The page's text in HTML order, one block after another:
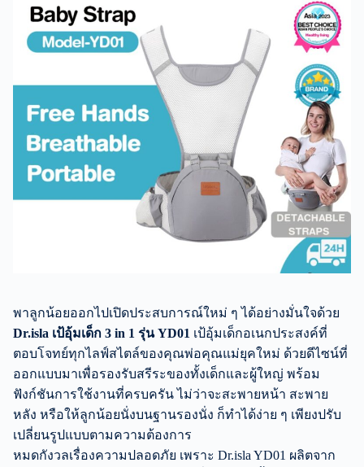
พาลูกน้อยออกไปเปิดประสบการณ์ใหม่ ๆ ได้อย่างมั่นใจด้วย
Dr.isla เป้อุ้มเด็ก 3 in 1 รุ่น YD01 เป้อุ้มเด็กอเนกประสงค์ที่
ตอบโจทย์ทุกไลฟ์สไตล์ของคุณพ่อคุณแม่ยุคใหม่ ด้วยดีไซน์ที่
ออกแบบมาเพื่อรองรับสรีระของทั้งเด็กและผู้ใหญ่ พร้อม
ฟังก์ชันการใช้งานที่ครบครัน ไม่ว่าจะสะพายหน้า สะพาย
หลัง หรือให้ลูกน้อยนั่งบนฐานรองนั่ง ก็ทำได้ง่าย ๆ เพียงปรับ
เปลี่ยนรูปแบบตามความต้องการ
หมดกังวลเรื่องความปลอดภัย เพราะ Dr.isla YD01 ผลิตจาก